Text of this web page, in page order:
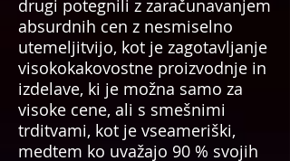
drugi potegnili z zaračunavanjem
absurdnih cen z nesmiselno
utemeljitvijo, kot je zagotavljanje
visokokakovostne proizvodnje in
izdelave, ki je možna samo za
visoke cene, ali s smešnimi
trditvami, kot je vseameriški,
medtem ko uvažajo 90 % svojih